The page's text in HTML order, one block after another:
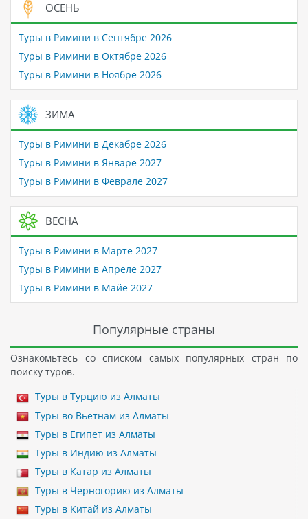
ОСЕНЬ
Туры в Римини в Сентябре 2026
Туры в Римини в Октябре 2026
Туры в Римини в Ноябре 2026
ЗИМА
Туры в Римини в Декабре 2026
Туры в Римини в Январе 2027
Туры в Римини в Феврале 2027
ВЕСНА
Туры в Римини в Марте 2027
Туры в Римини в Апреле 2027
Туры в Римини в Майе 2027
Популярные страны
Ознакомьтесь со списком самых популярных стран по
поиску туров.
Туры в Турцию из Алматы
Туры во Вьетнам из Алматы
Туры в Египет из Алматы
Туры в Индию из Алматы
Туры в Катар из Алматы
Туры в Черногорию из Алматы
Туры в Китай из Алматы